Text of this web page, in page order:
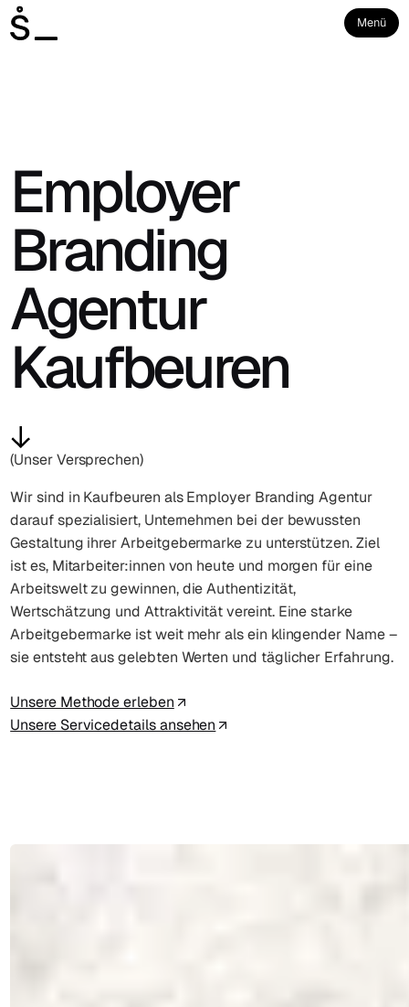
Menü
Employer
Branding
Agentur
Kaufbeuren
(Unser Versprechen)
Wir sind in Kaufbeuren als Employer Branding Agentur
darauf spezialisiert, Unternehmen bei der bewussten
Gestaltung ihrer Arbeitgebermarke zu unterstützen. Ziel
ist es, Mitarbeiter:innen von heute und morgen für eine
Arbeitswelt zu gewinnen, die Authentizität,
Wertschätzung und Attraktivität vereint. Eine starke
Arbeitgebermarke ist weit mehr als ein klingender Name –
sie entsteht aus gelebten Werten und täglicher Erfahrung.
Unsere Methode erleben
Unsere Servicedetails ansehen